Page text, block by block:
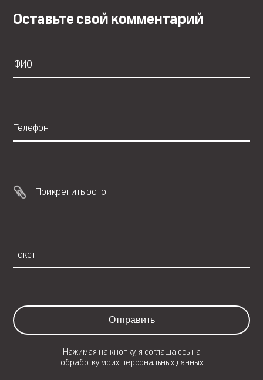
Оставьте свой комментарий
Прикрепить фото
Отправить
Нажимая на кнопку, я соглашаюсь на
обработку моих персональных данных